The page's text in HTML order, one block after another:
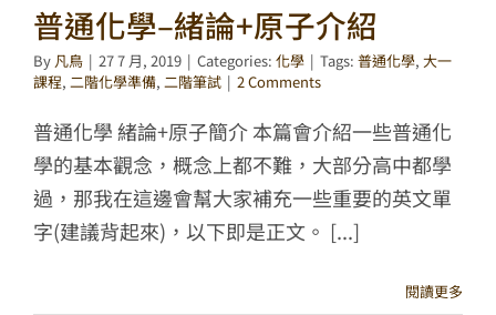
普通化學–緒論+原子介紹
By 凡鳥 | 27 7 月, 2019 | Categories: 化學 | Tags: 普通化學, 大一
課程, 二階化學準備, 二階筆試 | 2 Comments
普通化學 緒論+原子簡介 本篇會介紹一些普通化
學的基本觀念，概念上都不難，大部分高中都學
過，那我在這邊會幫大家補充一些重要的英文單
字(建議背起來)，以下即是正文。 [...]
閱讀更多